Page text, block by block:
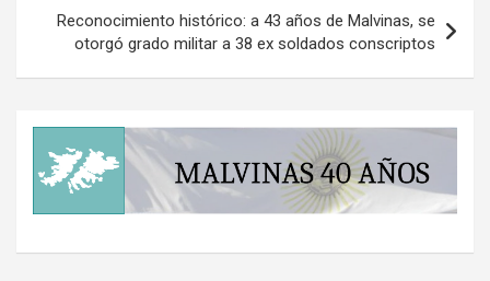
Reconocimiento histórico: a 43 años de Malvinas, se
otorgó grado militar a 38 ex soldados conscriptos